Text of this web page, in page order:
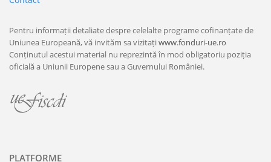
Pentru informații detaliate despre celelalte programe cofinanțate de
Uniunea Europeană, vă invităm sa vizitațiwww.fonduri-ue.ro
Conținutul acestui material nu reprezintă în mod obligatoriu poziția
oficială a Uniunii Europene sau a Guvernului României.
PLATFORME